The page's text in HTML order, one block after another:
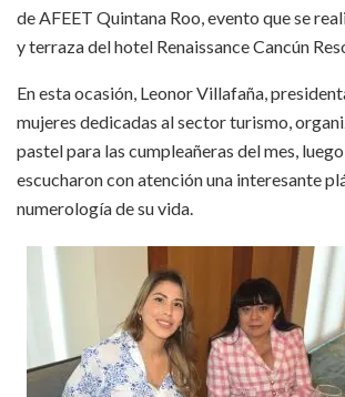
de AFEET Quintana Roo, evento que se
y terraza del hotel Renaissance Cancún
En esta ocasión, Leonor Villafaña,
mujeres dedicadas al sector turismo,
pastel para las cumpleañeras del mes,
escucharon con atención una interesante
numerología de su vida.